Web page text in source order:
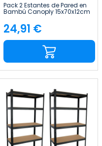
Pack 2 Estantes de Pared en
Bambú Canoply 15x70x12cm
Precio
24,91 €